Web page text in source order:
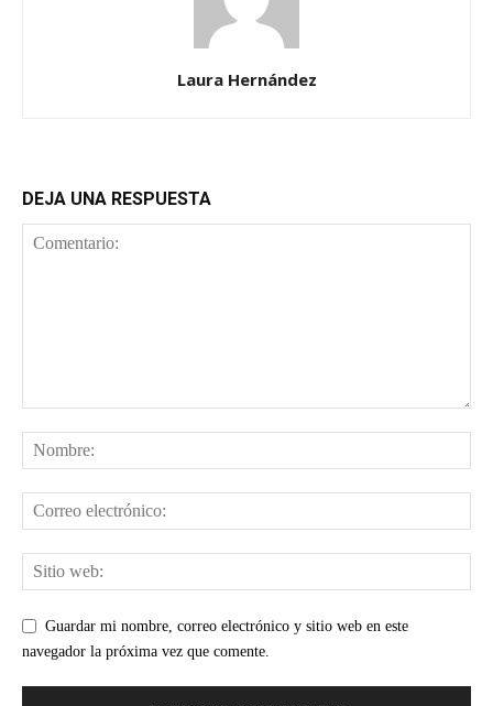
Laura Hernández
DEJA UNA RESPUESTA
Guardar mi nombre, correo electrónico y sitio web en este
navegador la próxima vez que comente.